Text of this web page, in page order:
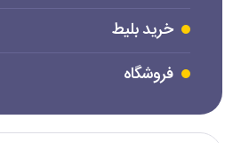
خرید بلیط
فروشگاه